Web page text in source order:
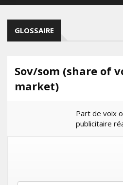
GLOSSAIRE
Sov/som (share of
market)
Part de voix
publicitaire